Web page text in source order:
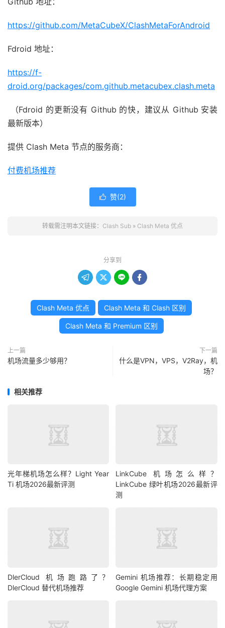
https://github.com/MetaCubeX/ClashMetaForAndroid
Fdroid 地址：
https://f-
droid.org/packages/com.github.metacubex.clash.meta
（Fdroid 的更新没有 Github 的快，建议从 Github 安装
最新版本）
提供 Clash Meta 节点的服务商：
付费机场推荐
 赞(2)
转载需注明本文链接： Clash Sub » Clash Meta 优点
分享到
   
Clash Meta 优点 Clash Meta 和 Clash 区别
Clash Meta 和 Premium 区别
上一篇
机场流量多少够用？
下一篇
什么是VPN，VPS，V2Ray，机
场？
相关推荐
光年梯机场怎么样？Light Year
Ti 机场2026最新评测
LinkCube 机场怎么样？
LinkCube 绿叶机场2026最新评
测
DlerCloud 机场跑路了？
DlerCloud 替代机场推荐
Gemini 机场推荐：长期稳定用
Google Gemini 机场代理方案